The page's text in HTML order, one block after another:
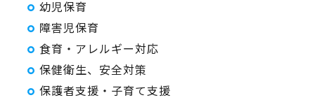
幼児保育
障害児保育
食育・アレルギー対応
保健衛生、安全対策
保護者支援・子育て支援